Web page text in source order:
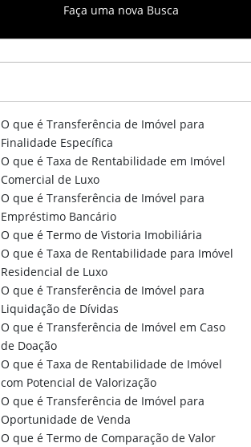
Faça uma nova Busca
O que é Transferência de Imóvel para
Finalidade Específica
O que é Taxa de Rentabilidade em Imóvel
Comercial de Luxo
O que é Transferência de Imóvel para
Empréstimo Bancário
O que é Termo de Vistoria Imobiliária
O que é Taxa de Rentabilidade para Imóvel
Residencial de Luxo
O que é Transferência de Imóvel para
Liquidação de Dívidas
O que é Transferência de Imóvel em Caso
de Doação
O que é Taxa de Rentabilidade de Imóvel
com Potencial de Valorização
O que é Transferência de Imóvel para
Oportunidade de Venda
O que é Termo de Comparação de Valor